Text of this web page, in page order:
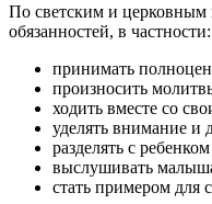
По светским и церковным
обязанностей, в частности:
принимать
произносить
ходить вместе со
уделять внимание и
разделять с
выслушивать
стать примером для